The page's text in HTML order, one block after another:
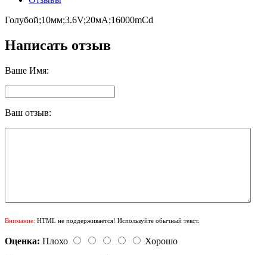
Голубой;10мм;3.6V;20мА;16000mCd
Написать отзыв
Ваше Имя:
Ваш отзыв:
Внимание: HTML не поддерживается! Используйте обычный текст.
Оценка: Плохо
Хорошо